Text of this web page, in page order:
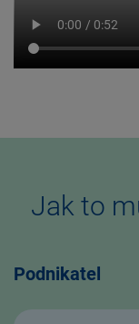
Jak to
Podnikatel